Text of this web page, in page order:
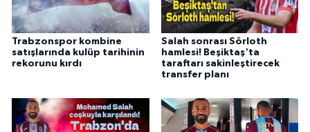
Trabzonspor kombine
satışlarında kulüp tarihinin
rekorunu kırdı
Salah sonrası Sörloth
hamlesi! Beşiktaş'ta
taraftarı sakinleştirecek
transfer planı